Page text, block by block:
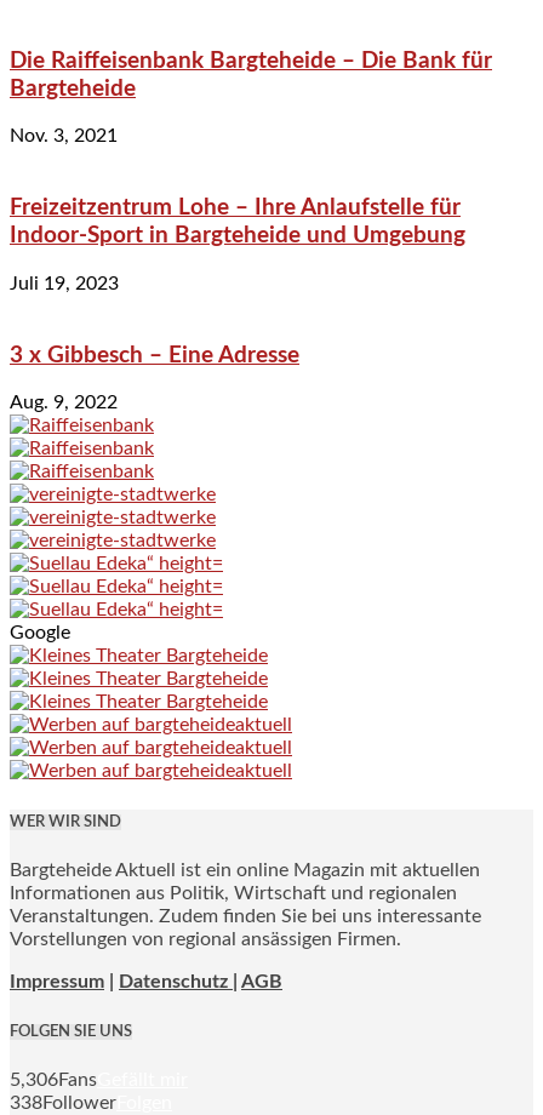
Die Raiffeisenbank Bargteheide – Die Bank für
Bargteheide
Nov. 3, 2021
Freizeitzentrum Lohe – Ihre Anlaufstelle für
Indoor-Sport in Bargteheide und Umgebung
Juli 19, 2023
3 x Gibbesch – Eine Adresse
Aug. 9, 2022
Google
WER WIR SIND
Bargteheide Aktuell ist ein online Magazin mit aktuellen
Informationen aus Politik, Wirtschaft und regionalen
Veranstaltungen. Zudem finden Sie bei uns interessante
Vorstellungen von regional ansässigen Firmen.
Impressum Datenschutz | AGB
FOLGEN SIE UNS
5,306Fans
338Follower